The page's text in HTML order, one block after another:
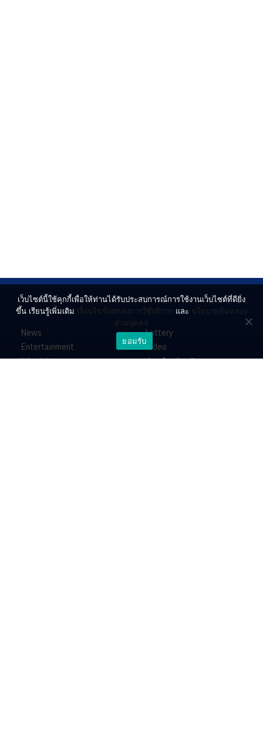
News
Entertainment
Lifestyle
Lottery
Video
ร่วมด้วยช่วยกัน
เว็บไซต์นี้ใช้คุกกี้เพื่อให้ท่านได้รับประสบการณ์การใช้งานเว็บไซต์ที่ดียิ่ง
ขึ้น เรียนรู้เพิ่มเติม เงื่อนไขข้อตกลงการใช้บริการ และ นโยบายคุ้มครอง
ส่วนบุคคล
ยอมรับ